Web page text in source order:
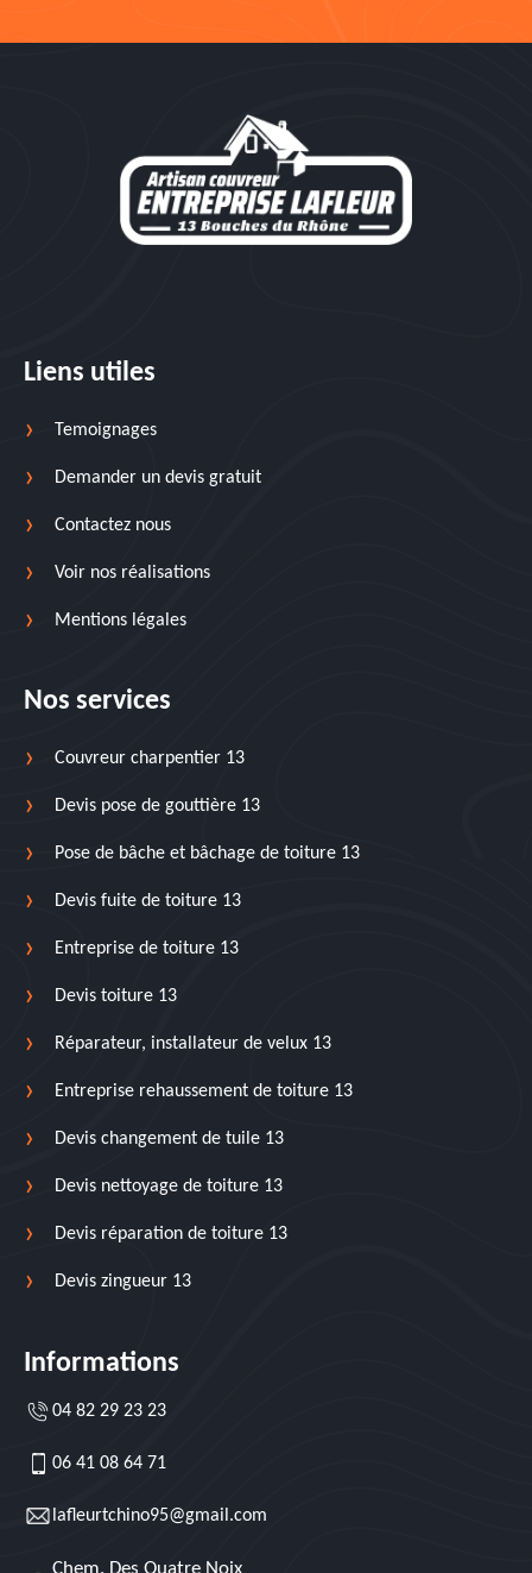
Liens utiles
Temoignages
Demander un devis gratuit
Contactez nous
Voir nos réalisations
Mentions légales
Nos services
Couvreur charpentier 13
Devis pose de gouttière 13
Pose de bâche et bâchage de toiture 13
Devis fuite de toiture 13
Entreprise de toiture 13
Devis toiture 13
Réparateur, installateur de velux 13
Entreprise rehaussement de toiture 13
Devis changement de tuile 13
Devis nettoyage de toiture 13
Devis réparation de toiture 13
Devis zingueur 13
Informations
04 82 29 23 23
06 41 08 64 71
lafleurtchino95@gmail.com
Chem. Des Quatre Noix